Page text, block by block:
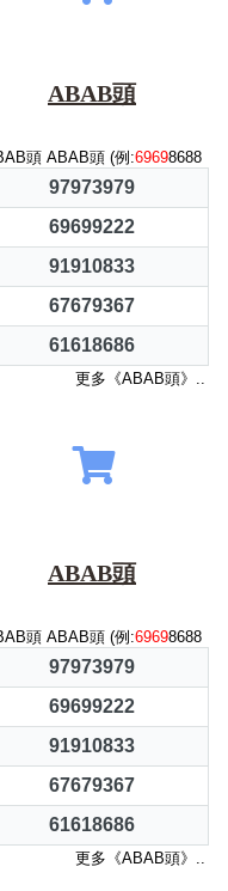
ABAB頭
頭 ABAB頭 (例:69698688
97973979
69699222
91910833
67679367
61618686
更多《ABAB頭》..
ABAB頭
頭 ABAB頭 (例:69698688
97973979
69699222
91910833
67679367
61618686
更多《ABAB頭》..